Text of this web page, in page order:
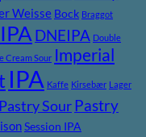
Weisse Bock Braggot
DNEIPA Double
Cream Sour Imperial
IPA Kaffe Kirsebær Lager
Pastry Sour Pastry
Session IPA